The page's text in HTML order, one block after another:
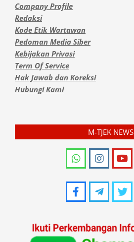
Company Profile
Redaksi
Kode Etik Wartawan
Pedoman Media Siber
Kebijakan Privasi
Term Of Service
Hak Jawab dan Koreksi
Hubungi Kami
M-TJEK NEWS